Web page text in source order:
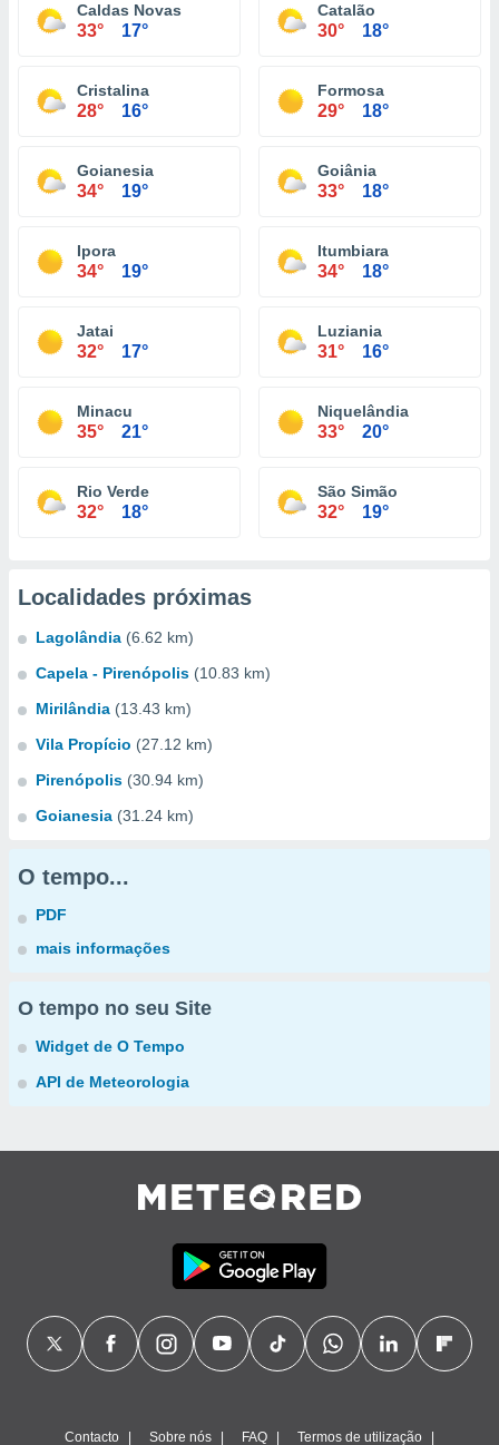
Caldas Novas
33° 17°
Catalão
30° 18°
Cristalina
28° 16°
Formosa
29° 18°
Goianesia
34° 19°
Goiânia
33° 18°
Ipora
34° 19°
Itumbiara
34° 18°
Jatai
32° 17°
Luziania
31° 16°
Minacu
35° 21°
Niquelândia
33° 20°
Rio Verde
32° 18°
São Simão
32° 19°
Localidades próximas
Lagolândia (6.62 km)
Capela - Pirenópolis (10.83 km)
Mirilândia (13.43 km)
Vila Propício (27.12 km)
Pirenópolis (30.94 km)
Goianesia (31.24 km)
O tempo...
PDF
mais informações
O tempo no seu Site
Widget de O Tempo
API de Meteorologia
Contacto Sobre nós FAQ Termos de utilização